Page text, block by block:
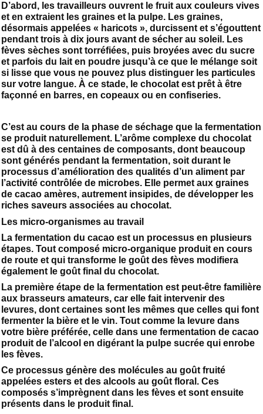
D’abord, les travailleurs ouvrent le fruit aux couleurs vives
et en extraient les graines et la pulpe. Les graines,
désormais appelées « haricots », durcissent et s’égouttent
pendant trois à dix jours avant de sécher au soleil. Les
fèves sèches sont torréfiées, puis broyées avec du sucre
et parfois du lait en poudre jusqu’à ce que le mélange soit
si lisse que vous ne pouvez plus distinguer les particules
sur votre langue. À ce stade, le chocolat est prêt à être
façonné en barres, en copeaux ou en confiseries.
C’est au cours de la phase de séchage que la fermentation
se produit naturellement. L’arôme complexe du chocolat
est dû à des centaines de composants, dont beaucoup
sont générés pendant la fermentation, soit durant le
processus d’amélioration des qualités d’un aliment par
l’activité contrôlée de microbes. Elle permet aux graines
de cacao amères, autrement insipides, de développer les
riches saveurs associées au chocolat.
Les micro-organismes au travail
La fermentation du cacao est un processus en plusieurs
étapes. Tout composé micro-organique produit en cours
de route et qui transforme le goût des fèves modifiera
également le goût final du chocolat.
La première étape de la fermentation est peut-être familière
aux brasseurs amateurs, car elle fait intervenir des
levures, dont certaines sont les mêmes que celles qui font
fermenter la bière et le vin. Tout comme la levure dans
votre bière préférée, celle dans une fermentation de cacao
produit de l’alcool en digérant la pulpe sucrée qui enrobe
les fèves.
Ce processus génère des molécules au goût fruité
appelées esters et des alcools au goût floral. Ces
composés s’imprègnent dans les fèves et sont ensuite
présents dans le produit final.